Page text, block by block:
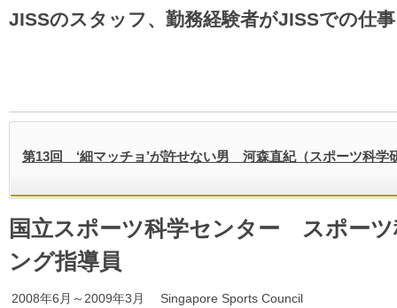
JISSのスタッフ、勤務経験者がJISSでの仕
第13回 ‘細マッチョ’が許せない男 河森直紀（スポーツ科学
国立スポーツ科学センター スポー
ング指導員
2008年6月～2009年3月
Singapore Sports Council